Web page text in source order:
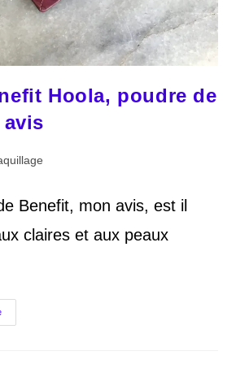
Hoola, poudre de
Benefit, mon avis, est il
claires et aux peaux
Benefit